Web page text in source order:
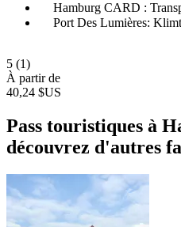
Hamburg CARD :
Port Des Lumières:
5 (1)
À partir de
40,24 $US
Pass touristiques à
découvrez d'autres